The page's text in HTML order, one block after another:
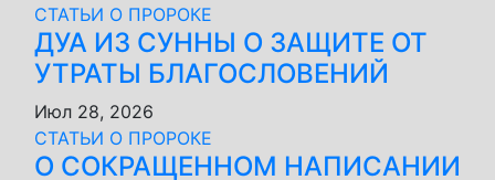
СТАТЬИ О ПРОРОКЕ
ДУА ИЗ СУННЫ О ЗАЩИТЕ ОТ
УТРАТЫ БЛАГОСЛОВЕНИЙ
Июл 28, 2026
СТАТЬИ О ПРОРОКЕ
О СОКРАЩЕННОМ НАПИСАНИИ